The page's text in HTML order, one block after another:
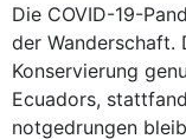
Die COVID-19-
der Wanderschaft.
Konservierung
Ecuadors,
notgedrungen